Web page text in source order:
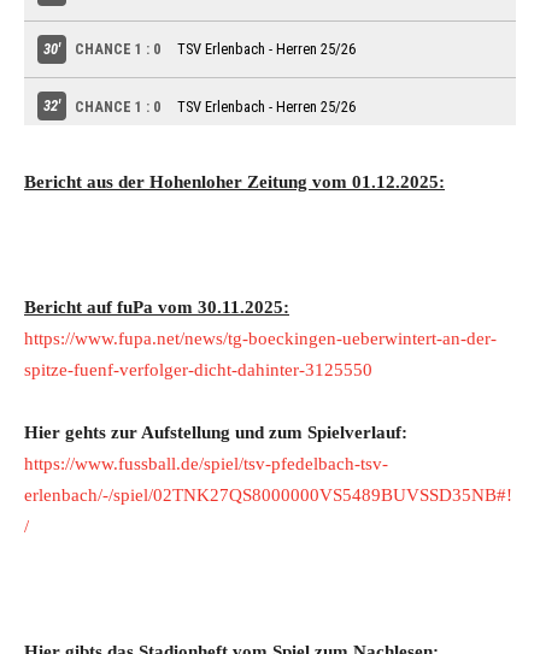
Bericht aus der Hohenloher Zeitung vom 01.12.2025:
Bericht auf fuPa vom 30.11.2025:
https://www.fupa.net/news/tg-boeckingen-ueberwintert-an-der-
spitze-fuenf-verfolger-dicht-dahinter-3125550
Hier gehts zur Aufstellung und zum Spielverlauf:
https://www.fussball.de/spiel/tsv-pfedelbach-tsv-
erlenbach/-/spiel/02TNK27QS8000000VS5489BUVSSD35NB#!
/